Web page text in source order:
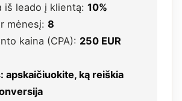
iš leado į klientą: 10%
mėnesį: 8
kaina (CPA): 250 EUR
apskaičiuokite, ką reiškia